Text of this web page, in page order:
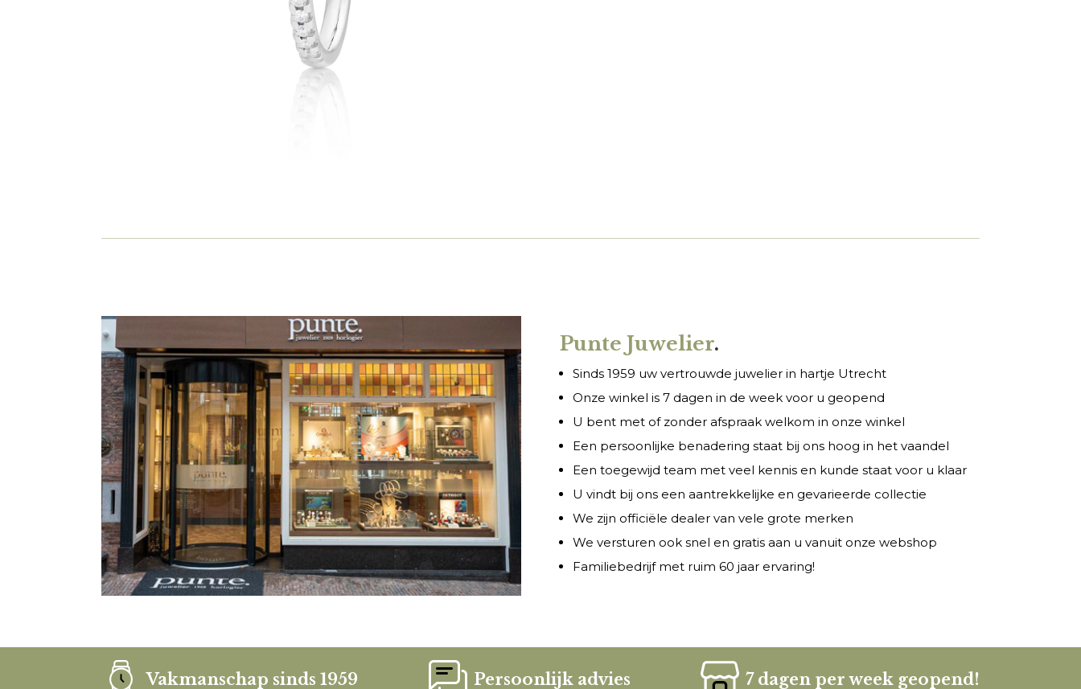
Punte Juwelier.
Sinds 1959 uw vertrouwde juwelier in hartje Utrecht
Onze winkel is 7 dagen in de week voor u geopend
U bent met of zonder afspraak welkom in onze winkel
Een persoonlijke benadering staat bij ons hoog in het vaandel
Een toegewijd team met veel kennis en kunde staat voor u klaar
U vindt bij ons een aantrekkelijke en gevarieerde collectie
We zijn officiële dealer van vele grote merken
We versturen ook snel en gratis aan u vanuit onze webshop
Familiebedrijf met ruim 60 jaar ervaring!
Vakmanschap sinds 1959 Persoonlijk advies 7 dagen per week geopend!